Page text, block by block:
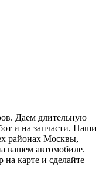
Даем длительную
и на запчасти. Наши
районах Москвы,
вашем автомобиле.
на карте и сделайте